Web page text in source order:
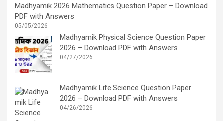
Madhyamik 2026 Mathematics Question Paper – Download
PDF with Answers
05/05/2026
Madhyamik Physical Science Question Paper
2026 – Download PDF with Answers
04/27/2026
Madhyamik Life Science Question Paper
2026 – Download PDF with Answers
04/26/2026